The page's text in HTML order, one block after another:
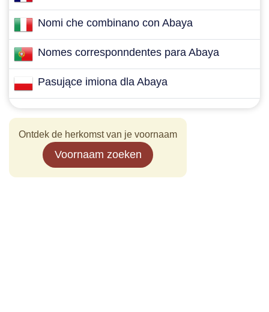
Nomi che combinano con Abaya
Nomes corresponndentes para Abaya
Pasujące imiona dla Abaya
Ontdek de herkomst van je voornaam
Voornaam zoeken